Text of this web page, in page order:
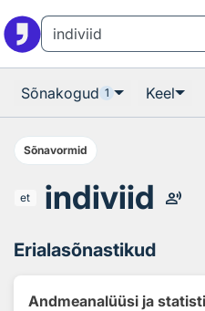
Sõnakogud 1 Keel
Sõnavormid
et indiviid record_voice_over
Erialasõnastikud
Andmeanalüüsi ja